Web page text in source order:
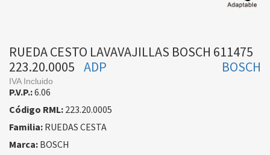
RUEDA CESTO LAVAVAJILLAS BOSCH 611475
223.20.0005
BOSCH
ADP
IVA Incluido
P.V.P.:6.06
Código RML: 223.20.0005
Familia: RUEDAS CESTA
Marca: BOSCH